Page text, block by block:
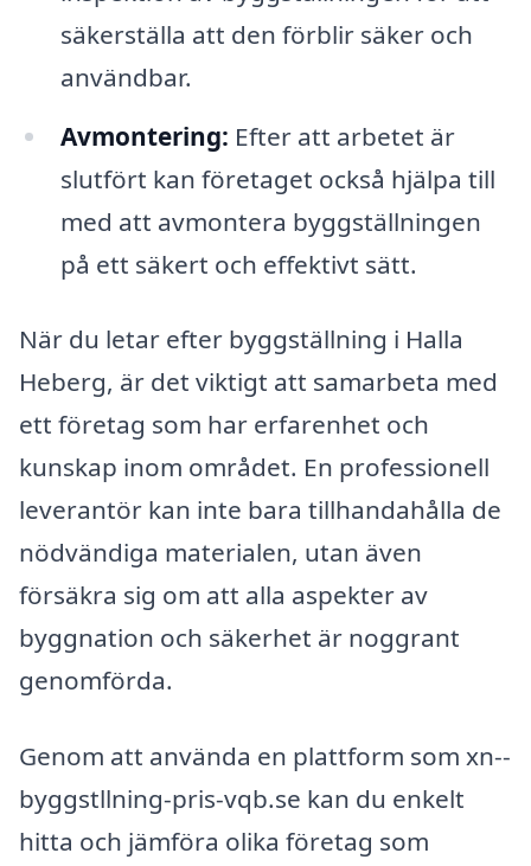
säkerställa att den förblir säker och
användbar.
Avmontering: Efter att arbetet är
slutfört kan företaget också hjälpa till
med att avmontera byggställningen
på ett säkert och effektivt sätt.
När du letar efter byggställning i Halla
Heberg, är det viktigt att samarbeta med
ett företag som har erfarenhet och
kunskap inom området. En professionell
leverantör kan inte bara tillhandahålla de
nödvändiga materialen, utan även
försäkra sig om att alla aspekter av
byggnation och säkerhet är noggrant
genomförda.
Genom att använda en plattform som xn--
byggstllning-pris-vqb.se kan du enkelt
hitta och jämföra olika företag som